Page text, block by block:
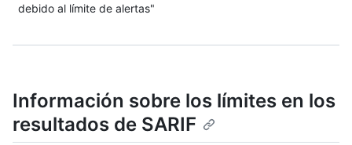
debido al límite de alertas"
Información sobre los límites en los
resultados de SARIF